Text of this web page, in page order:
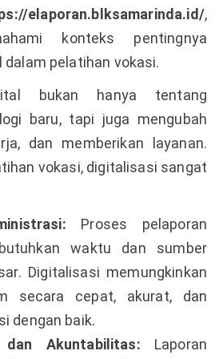
elaporan.blksamarinda.id/,
konteks pentingnya
pelatihan vokasi.
bukan hanya tentang
baru, tapi juga mengubah
dan memberikan layanan.
vokasi, digitalisasi sangat
Proses pelaporan
waktu dan sumber
Digitalisasi memungkinkan
secara cepat, akurat, dan
dengan baik.
dan Akuntabilitas: Laporan